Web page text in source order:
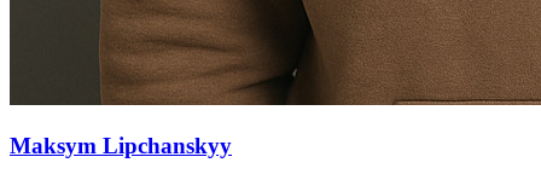
Maksym Lipchanskyy